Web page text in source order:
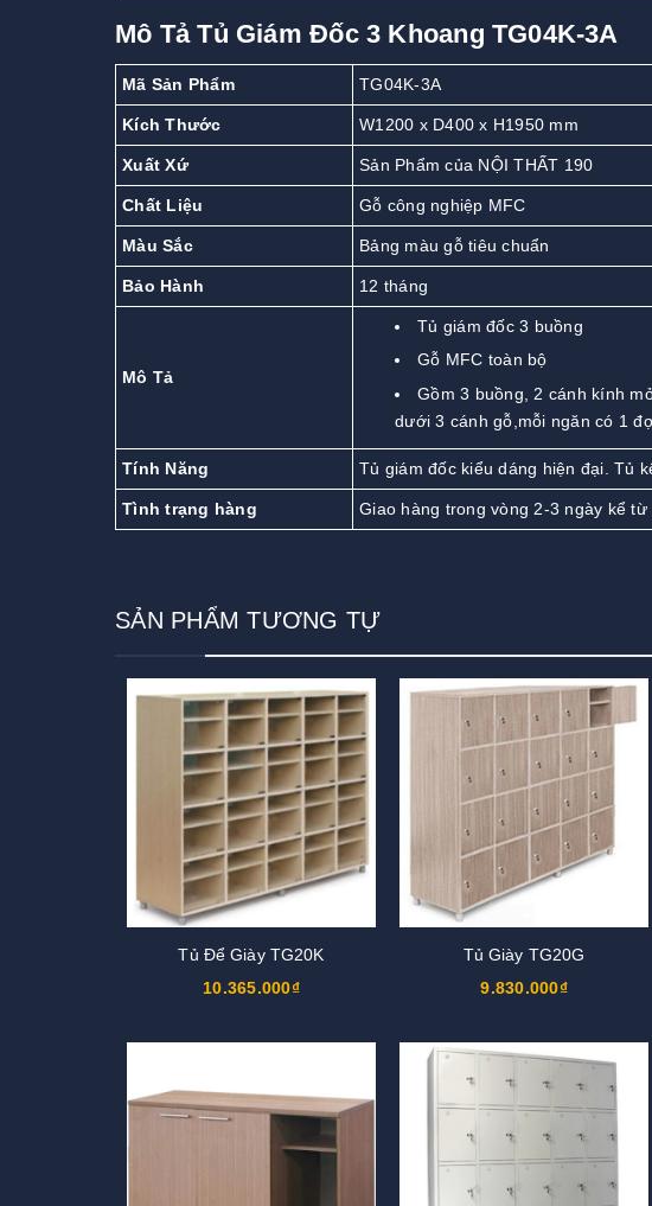
Mô Tả Tủ Giám Đốc 3 Khoang TG04K-3A
Mã Sản Phẩm TG04K-3A
Kích Thước W1200 x D400 x H1950 mm
Xuất Xứ Sản Phẩm của NỘI THẤT 190
Chất Liệu Gỗ công nghiệp MFC
Màu Sắc Bảng màu gỗ tiêu chuẩn
Bảo Hành 12 tháng
Mô Tả
Tủ giám đốc 3 buồng
Gỗ MFC toàn bộ
Gồm 3 buồng, 2 cánh kính
dưới 3 cánh gỗ,mỗi ngăn có 1
Tính Năng Tủ giám đốc kiểu dáng hiện đại. Tủ
Tình trạng hàng Giao hàng trong vòng 2-3 ngày kể
SẢN PHẨM TƯƠNG TỰ
Tủ Để Giày TG20K
10.365.000₫
Tủ Giày TG20G
9.830.000₫